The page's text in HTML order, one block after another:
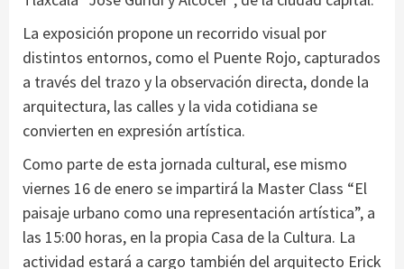
La exposición propone un recorrido visual por
distintos entornos, como el Puente Rojo, capturados
a través del trazo y la observación directa, donde la
arquitectura, las calles y la vida cotidiana se
convierten en expresión artística.
Como parte de esta jornada cultural, ese mismo
viernes 16 de enero se impartirá la Master Class “El
paisaje urbano como una representación artística”, a
las 15:00 horas, en la propia Casa de la Cultura. La
actividad estará a cargo también del arquitecto Erick